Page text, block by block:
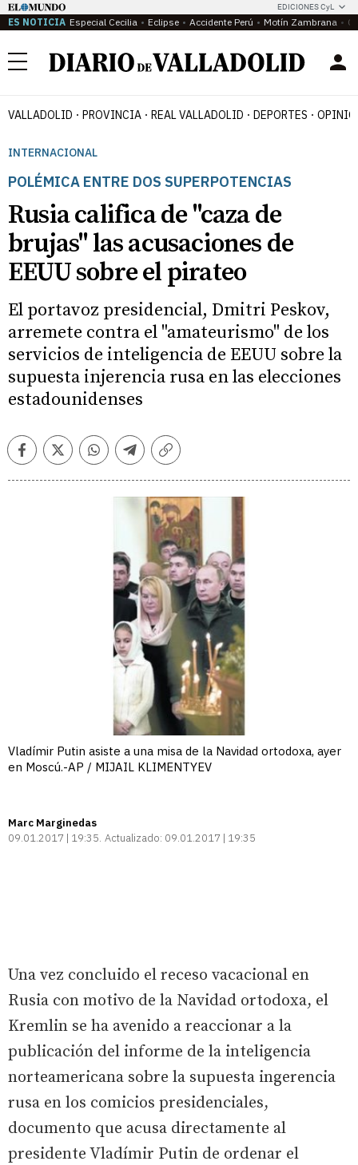
EDICIONES CyL
ES NOTICIA Especial Cecilia Eclipse Accidente Perú Motín Zambrana
Menú
VALLADOLID PROVINCIA REAL VALLADOLID DEPORTES
INTERNACIONAL
POLÉMICA ENTRE DOS SUPERPOTENCIAS
Rusia califica de "caza de
brujas" las acusaciones de
EEUU sobre el pirateo
El portavoz presidencial, Dmitri Peskov,
arremete contra el "amateurismo" de los
servicios de inteligencia de EEUU sobre la
supuesta injerencia rusa en las elecciones
estadounidenses
FacebookTwitterWhatsappTelegramCopiar
Vladímir Putin asiste a una misa de la Navidad ortodoxa, ayer
en Moscú.-AP / MIJAIL KLIMENTYEV
Marc Marginedas
09.01.2017 | 19:35 Actualizado: 09.01.2017 | 19:35
Una vez concluido el receso vacacional en
Rusia con motivo de la Navidad ortodoxa, el
Kremlin se ha avenido a reaccionar a la
publicación del informe de la inteligencia
norteamericana sobre la supuesta ingerencia
rusa en los comicios presidenciales,
documento que acusa directamente al
presidente Vladímir Putin de ordenar el